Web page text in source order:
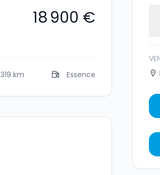
18 900 €
319 km Essence